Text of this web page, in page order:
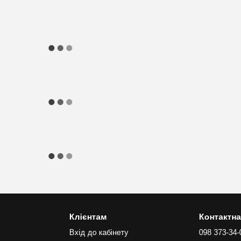
Клієнтам
Вхід до кабінету 098 373-34-